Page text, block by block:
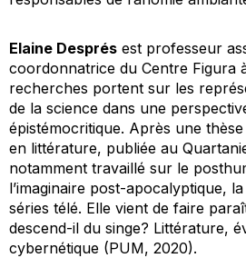
Elaine Després est professeur
coordonnatrice du Centre Figura
recherches portent sur les
de la science dans une
épistémocritique. Après une
en littérature, publiée au
notamment travaillé sur le
l’imaginaire post-apocalyptique,
séries télé. Elle vient de faire
descend-il du singe? Littérature,
cybernétique (PUM, 2020).